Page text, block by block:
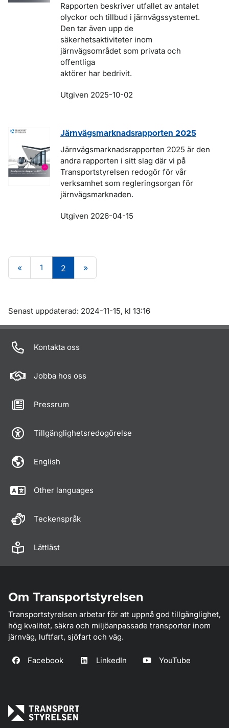
Rapporten beskriver utfallet av antalet
olyckor och tillbud i järnvägssystemet.
Den tar även upp de
säkerhetsaktiviteter inom
järnvägsområdet som privata och
offentliga
aktörer har bedrivit.
Utgiven 2025-10-02
Järnvägsmarknadsrapporten 2025
Järnvägsmarknadsrapporten 2025 är den
andra rapporten i sitt slag där vi på
Transportstyrelsen redogör för vår
verksamhet som regleringsorgan för
järnvägsmarknaden.
Utgiven 2026-04-15
« 1 2 »
Om sidan
Senast uppdaterad: 2024-11-15, kl 13:16
Kontakta oss
Jobba hos oss
Pressrum
Tillgänglighetsredogörelse
English
Other languages
Teckenspråk
Lättläst
Om Transportstyrelsen
Transportstyrelsen arbetar för att uppnå god tillgänglighet,
hög kvalitet, säkra och miljöanpassade transporter inom
järnväg, luftfart, sjöfart och väg.
Facebook LinkedIn YouTube